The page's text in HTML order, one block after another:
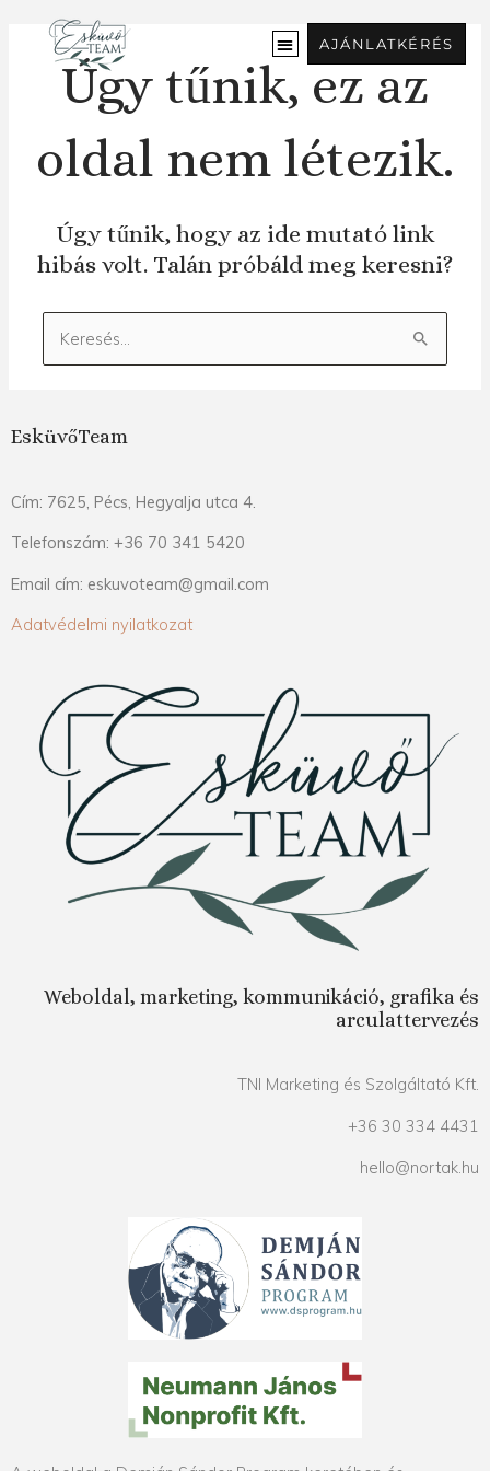
tartalomra
AJÁNLATKÉRÉS
Úgy tűnik, ez az
oldal nem létezik.
Úgy tűnik, hogy az ide mutató link
hibás volt. Talán próbáld meg keresni?
Keresés:
EsküvőTeam
Cím: 7625, Pécs, Hegyalja utca 4.
Telefonszám: +36 70 341 5420
Email cím: eskuvoteam@gmail.com
Adatvédelmi nyilatkozat
Weboldal, marketing, kommunikáció, grafika és
arculattervezés
TNI Marketing és Szolgáltató Kft.
+36 30 334 4431
hello@nortak.hu